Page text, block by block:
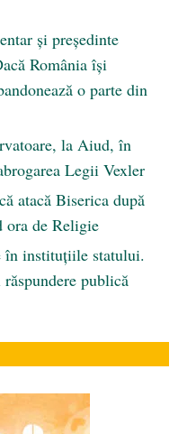
și președinte
România își
o parte din
la Aiud, în
Legii Vexler
atacă Biserica după
ora de Religie
în instituțiile statului.
publică